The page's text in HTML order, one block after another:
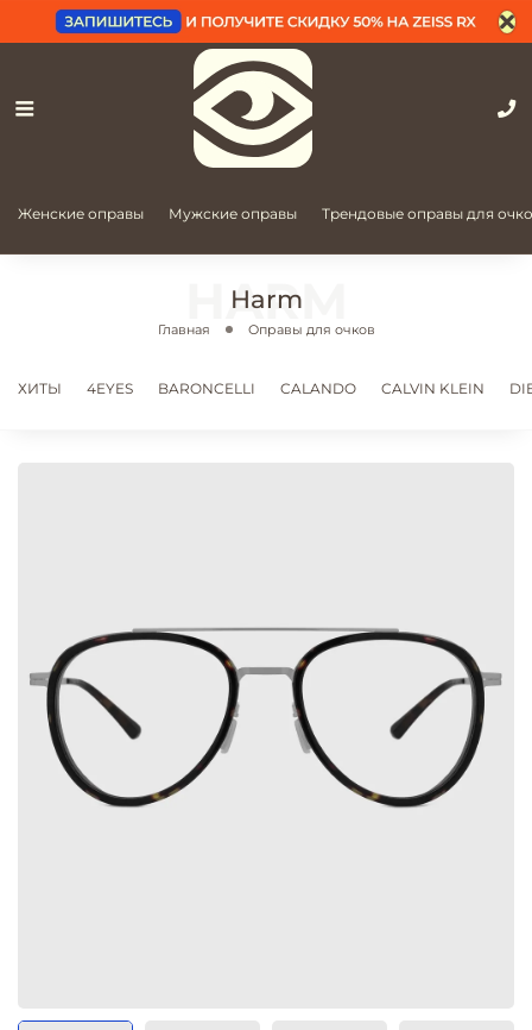
Женские оправы Мужские оправы Трендовые оправы для
Harm
Главная Оправы для очков
ХИТЫ 4EYES BARONCELLI CALANDO CALVIN KLEIN